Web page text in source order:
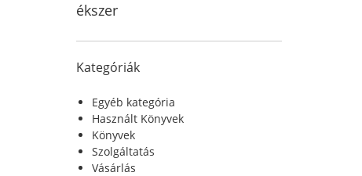
ékszer
Kategóriák
Egyéb kategória
Használt Könyvek
Könyvek
Szolgáltatás
Vásárlás